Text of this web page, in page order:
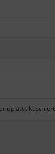
kaschiert